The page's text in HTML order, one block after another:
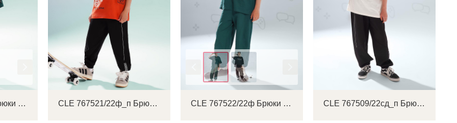
CLE 767520/22ф Брюки детские для мальчика CLE 767521/22ф_п Брюки детские для мальчика CLE 767522/22ф Брюки детские для мальчика CLE 767509/22сд_п Брюки детские для мальчика